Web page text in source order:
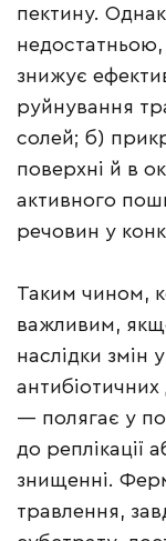
пектину.
знижує
руйнування
солей; б)
поверхні й в
активного
речовин у
Таким чином,
важливим,
наслідки змін
— полягає у
до реплікації
знищенні.
травлення,